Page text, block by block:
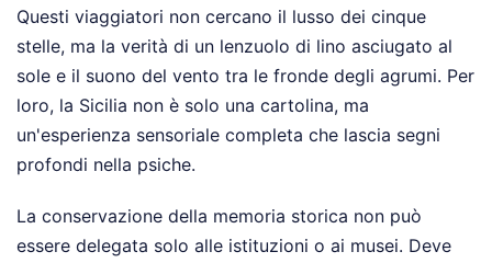
Questi viaggiatori non cercano il lusso dei cinque
stelle, ma la verità di un lenzuolo di lino asciugato al
sole e il suono del vento tra le fronde degli agrumi. Per
loro, la Sicilia non è solo una cartolina, ma
un'esperienza sensoriale completa che lascia segni
profondi nella psiche.
La conservazione della memoria storica non può
essere delegata solo alle istituzioni o ai musei. Deve